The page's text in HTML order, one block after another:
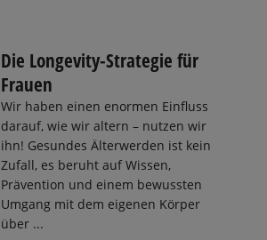
Die Longevity-Strategie für
Frauen
Wir haben einen enormen Einfluss
darauf, wie wir altern – nutzen wir
ihn! Gesundes Älterwerden ist kein
Zufall, es beruht auf Wissen,
Prävention und einem bewussten
Umgang mit dem eigenen Körper
über ...